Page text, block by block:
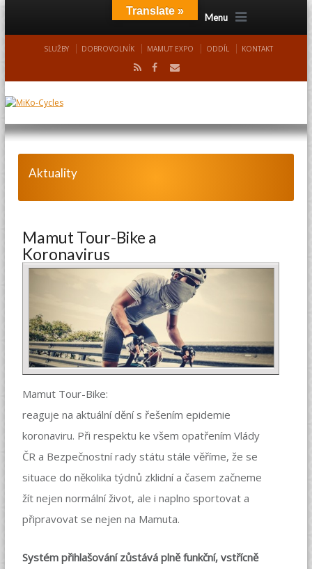
Menu
SLUŽBY DOBROVOLNÍK MAMUT EXPO ODDÍL KONTAKT
Aktuality
Mamut Tour-Bike a
Koronavirus
Mamut Tour-Bike:
reaguje na aktuální dění s řešením epidemie
koronaviru. Při respektu ke všem opatřením Vlády
ČR a Bezpečnostní rady státu stále věříme, že se
situace do několika týdnů zklidní a časem začneme
žít nejen normální život, ale i naplno sportovat a
připravovat se nejen na Mamuta.
Systém přihlašování zůstává plně funkční, vstřícně
Translate »